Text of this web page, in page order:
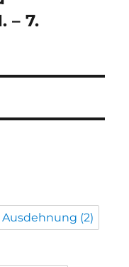
– 7.
Ausdehnung (2)